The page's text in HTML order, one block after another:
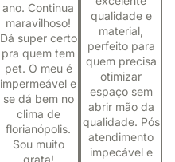
ano. Continua
maravilhoso!
Dá super certo
pra quem tem
pet. O meu é
impermeável e
se dá bem no
clima de
florianópolis.
Sou muito
grata!
qualidade e
material,
perfeito para
quem precisa
otimizar
espaço sem
abrir mão da
qualidade. Pós
atendimento
impecável e